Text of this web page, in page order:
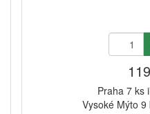
Praha 7 ks
Vysoké Mýto